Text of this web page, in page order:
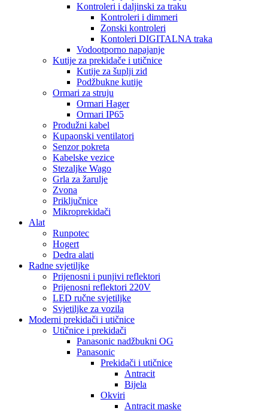
Kontroleri i daljinski za traku
Kontroleri i dimmeri
Zonski kontroleri
Kontoleri DIGITALNA traka
Vodootporno napajanje
Kutije za prekidače i utičnice
Kutije za šuplji zid
Podžbukne kutije
Ormari za struju
Ormari Hager
Ormari IP65
Produžni kabel
Kupaonski ventilatori
Senzor pokreta
Kabelske vezice
Stezaljke Wago
Grla za žarulje
Zvona
Priključnice
Mikroprekidači
Alat
Runpotec
Hogert
Dedra alati
Radne svjetiljke
Prijenosni i punjivi reflektori
Prijenosni reflektori 220V
LED ručne svjetiljke
Svjetiljke za vozila
Moderni prekidači i utičnice
Utičnice i prekidači
Panasonic nadžbukni OG
Panasonic
Prekidači i utičnice
Antracit
Bijela
Okviri
Antracit maske